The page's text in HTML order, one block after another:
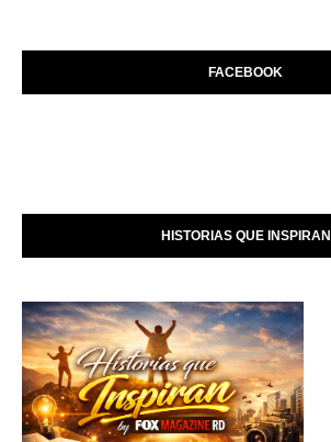
FACEBOOK
HISTORIAS QUE INSPIRAN